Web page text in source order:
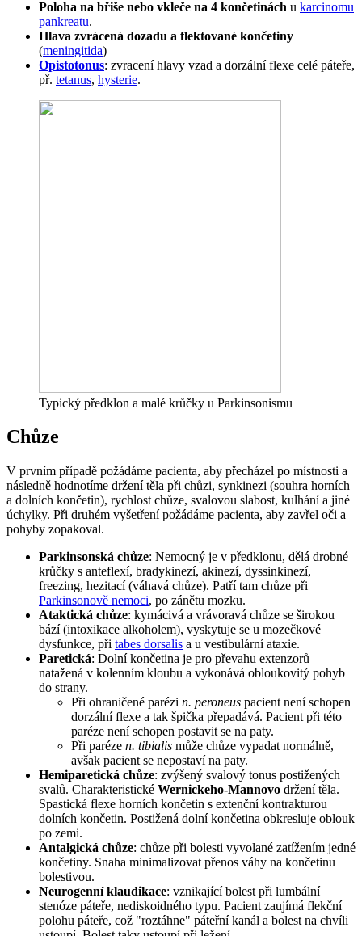
Poloha na břiše nebo vkleče na 4 končetinách u karcinomu
pankreatu.
Hlava zvrácená dozadu a flektované končetiny
(meningitida)
Opistotonus: zvracení hlavy vzad a dorzální flexe celé páteře,
př. tetanus, hysterie.
Typický předklon a malé krůčky u Parkinsonismu
Chůze
V prvním případě požádáme pacienta, aby přecházel po místnosti a
následně hodnotíme držení těla při chůzi, synkinezi (souhra horních
a dolních končetin), rychlost chůze, svalovou slabost, kulhání a jiné
úchylky. Při druhém vyšetření požádáme pacienta, aby zavřel oči a
pohyby zopakoval.
Parkinsonská chůze: Nemocný je v předklonu, dělá drobné
krůčky s anteflexí, bradykinezí, akinezí, dyssinkinezí,
freezing, hezitací (váhavá chůze). Patří tam chůze při
Parkinsonově nemoci, po zánětu mozku.
Ataktická chůze: kymácivá a vrávoravá chůze se širokou
bází (intoxikace alkoholem), vyskytuje se u mozečkové
dysfunkce, při tabes dorsalis a u vestibulární ataxie.
Paretická: Dolní končetina je pro převahu extenzorů
natažená v kolenním kloubu a vykonává obloukovitý pohyb
do strany.
Při ohraničené parézi n. peroneus pacient není schopen
dorzální flexe a tak špička přepadává. Pacient při této
paréze není schopen postavit se na paty.
Při paréze n. tibialis může chůze vypadat normálně,
avšak pacient se nepostaví na paty.
Hemiparetická chůze: zvýšený svalový tonus postižených
svalů. Charakteristické Wernickeho-Mannovo držení těla.
Spastická flexe horních končetin s extenční kontrakturou
dolních končetin. Postižená dolní končetina obkresluje oblouk
po zemi.
Antalgická chůze: chůze při bolesti vyvolané zatížením jedné
končetiny. Snaha minimalizovat přenos váhy na končetinu
bolestivou.
Neurogenní klaudikace: vznikající bolest při lumbální
stenóze páteře, nediskoidného typu. Pacient zaujímá flekční
polohu páteře, což "roztáhne" páteřní kanál a bolest na chvíli